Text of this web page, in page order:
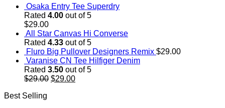
Osaka Entry Tee Superdry
Rated 4.00 out of 5
$29.00
All Star Canvas Hi Converse
Rated 4.33 out of 5
Fluro Big Pullover Designers Remix $29.00
Varanise CN Tee Hilfiger Denim
Rated 3.50 out of 5
$29.00 Original
$29.00Current
Best Selling